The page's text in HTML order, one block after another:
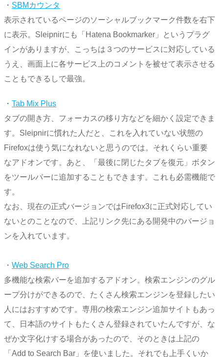
・ SBMカウンタ
表示されているページのソーシャルブックマーク件数を右下
に表示。Sleipnirにも「Hatena Bookmarker」というプラグ
インがありますが、こっちは３つのサービスに対応している
うえ、画面上に各サービス上のコメントを被せて表示させる
こともできるしで最強。
・ Tab Mix Plus
タブの開き方、フォーカスの移り方などを細かく設定できま
す。Sleipnirに慣れた人だと、これを入れていない状態の
Firefoxは使う気になれないと思うのでは。それくらい重要
なアドオンです。あと、「最後に閉じたタブを復元」ボタン
をツールバーに追加することもできます。これも必需機能で
す。
なお、現在の正式バージョンではFirefox3に正式対応してい
ないとのことなので、上記リンク先にある開発中のバージョ
ンを入れています。
・ Web Search Pro
多機能な検索バーを追加するアドオン。検索エンジンのグル
ープ分けができるので、たくさん検索エンジンを登録したい
人にはおすすめです。専用の検索エンジン追加サイトもあっ
て、日本語のサイトもたくさん登録されていたんですが、な
ぜか文字化けする場合があったので、そのときは上記の
「Add to Search Bar」を使いました。それでも上手くいか